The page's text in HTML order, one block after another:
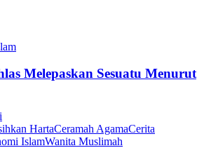
Melepaskan Sesuatu Menurut
HartaCeramah AgamaCerita
IslamWanita Muslimah